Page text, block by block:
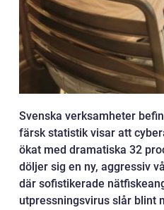
Svenska verksamheter
färsk statistik visar att
ökat med dramatiska 32
döljer sig en ny, aggressiv
där sofistikerade
utpressningsvirus slår blint